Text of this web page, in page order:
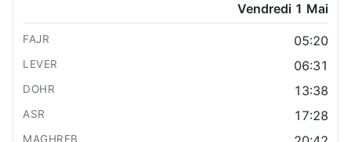
Vendredi 1 Mai
05:20
06:31
13:38
17:28